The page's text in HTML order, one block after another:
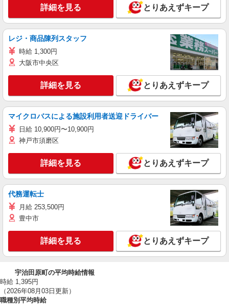
詳細を見る とりあえずキープ
レジ・商品陳列スタッフ
時給 1,300円
大阪市中央区
詳細を見る とりあえずキープ
マイクロバスによる施設利用者送迎ドライバー
日給 10,900円〜10,900円
神戸市須磨区
詳細を見る とりあえずキープ
代務運転士
月給 253,500円
豊中市
詳細を見る とりあえずキープ
宇治田原町の平均時給情報
時給 1,395円
（2026年08月03日更新）
職種別平均時給